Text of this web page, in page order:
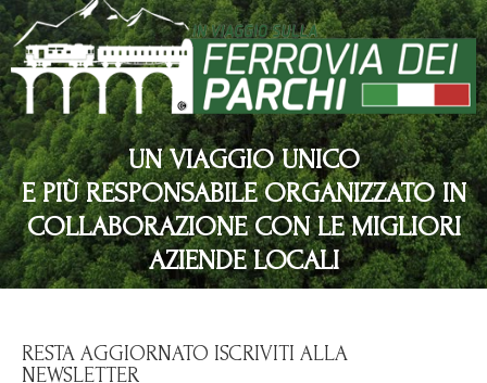
UN VIAGGIO UNICO
E PIÙ RESPONSABILE ORGANIZZATO IN
COLLABORAZIONE CON LE MIGLIORI
AZIENDE LOCALI
RESTA AGGIORNATO ISCRIVITI ALLA
NEWSLETTER